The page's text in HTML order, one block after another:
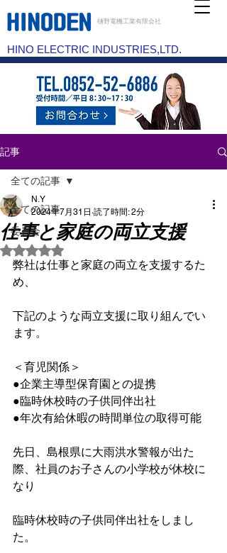
樋野電機工業有限会社
HINO ELECTRIC INDUSTRIES,LTD.
記事
全ての記事
委員会
全ての記事
仕事と家庭の両立支援
N.Y
2024年7月31日 読了時間: 2分
5つ星のうちNaNと評価されています。
弊社は仕事と家庭の両立を支援するた
め、
下記のような両立支援に取り組んでい
ます。
＜育児関係＞
●企業主導型保育園との提携
●臨時休校時の子供同伴出社
●年次有給休暇の時間単位の取得可能
先日、島根県に大雨洪水警報が出た
際、社員のお子さんの小学校が休校に
なり
臨時休校時の子供同伴出社をしまし
た。